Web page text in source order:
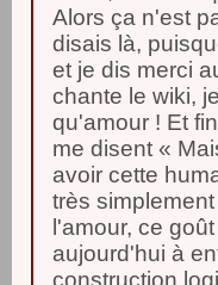
Alors ça n'est
disais là,
et je dis merci
chante le wiki,
qu'amour ! Et
me disent «
avoir cette
très
l'amour, ce
aujourd'hui à
construction